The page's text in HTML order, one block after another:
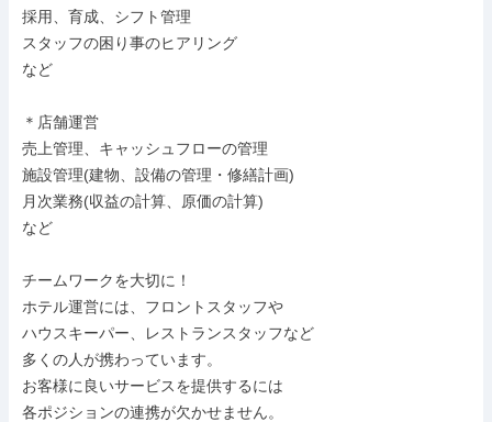
採用、育成、シフト管理
スタッフの困り事のヒアリング
など
＊店舗運営
売上管理、キャッシュフローの管理
施設管理(建物、設備の管理・修繕計画)
月次業務(収益の計算、原価の計算)
など
チームワークを大切に！
ホテル運営には、フロントスタッフや
ハウスキーパー、レストランスタッフなど
多くの人が携わっています。
お客様に良いサービスを提供するには
各ポジションの連携が欠かせません。